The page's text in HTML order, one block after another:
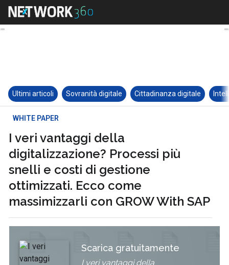
Ultimi articoli Sovranità digitale Cittadinanza digitale
WHITE PAPER
I veri vantaggi della
digitalizzazione? Processi più
snelli e costi di gestione
ottimizzati. Ecco come
massimizzarli con GROW With SAP
Scarica gratuitamente
I veri vantaggi della